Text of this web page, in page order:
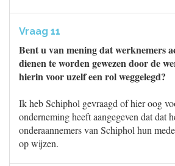
Vraag 11
Bent u van mening dat werknemers
dienen te worden gewezen door de
hierin voor uzelf een rol weggelegd?
Ik heb Schiphol gevraagd of hier oog
onderneming heeft aangegeven dat dat
onderaannemers van Schiphol hun
op wijzen.